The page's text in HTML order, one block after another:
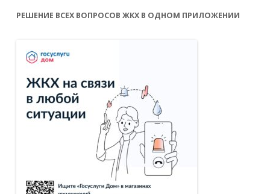
РЕШЕНИЕ ВСЕХ ВОПРОСОВ ЖКХ В ОДНОМ ПРИЛОЖЕНИИ